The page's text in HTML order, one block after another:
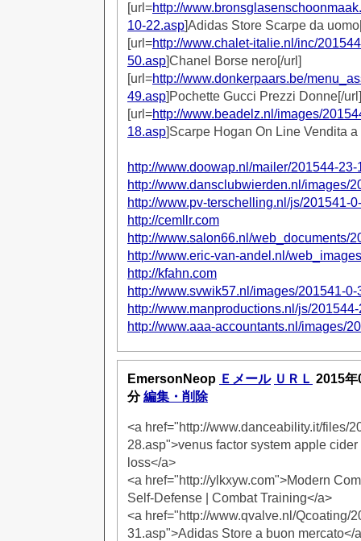
[url=http://
10-22.asp]Adidas Store Scarpe da
[url=http://www.chalet-italie.nl/inc/
50.asp]Chanel Borse nero[/url]
[url=http://www.donkerpaars.be/
49.asp]Pochette Gucci Prezzi Donne[/url]
[url=http://www.beadelz.nl/images/
18.asp]Scarpe Hogan On Line Vendita
http://www.doowap.nl/mailer/201544-23-
http://www.dansclubwierden.nl/images/
http://www.pv-terschelling.nl/js/201541-
http://cemllr.com
http://www.salon66.nl/web_documents/
http://www.eric-van-andel.nl/
http://kfahn.com
http://www.svwik57.nl/images/201541-0-
http://www.manproductions.nl/js/
http://www.aaa-accountants.nl/images/
EmersonNeop Ｅメール ＵＲＬ 2015年
分編集・削除
<a href="http://www.danceability.it/files/
28.asp">venus factor system apple
loss</a>
<a href="http://ylkxyw.com">Modern
Self-Defense | Combat Training</a>
<a href="http://www.qvalve.nl/Qcoating/
31.asp">Adidas Store a buon mercato</